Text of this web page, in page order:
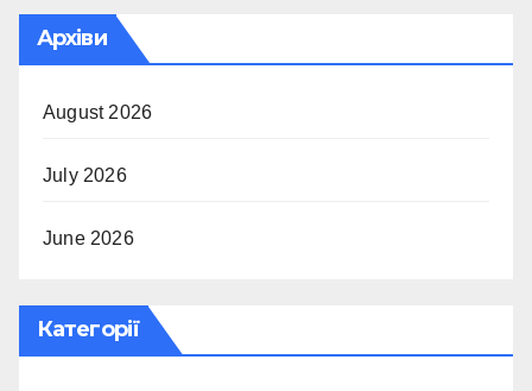
Архіви
August 2026
July 2026
June 2026
Категорії